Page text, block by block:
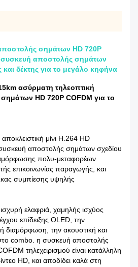
σημάτων HD 720P
συσκευή αποστολής σημάτων
και δέκτης για το μεγάλο κηφήνα
ασύρματη τηλεοπτική
HD 720P COFDM για το
μίνι H.264 HD
αποστολής σημάτων σχεδίου
πολυ-μεταφορέων
επικοινωνίας παραγωγής, και
συμπίεσης υψηλής
ελαφριά, χαμηλής ισχύος
επίδειξης OLED, την
διαμόρφωση, την ακουστική και
combo. η συσκευή αποστολής
τηλεχειρισμού είναι κατάλληλη
HD, και αποδίδει καλά στη